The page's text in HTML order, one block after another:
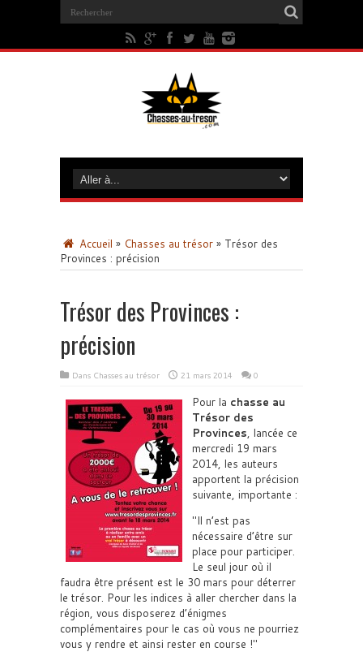
Accueil » Chasses au trésor » Trésor des
Provinces : précision
Trésor des Provinces :
précision
Dans Chasses au trésor 21 mars 2014 0
Pour la chasse au
Trésor des
Provinces, lancée ce
mercredi 19 mars
2014, les auteurs
apportent la précision
suivante, importante :
Il n’est pas
nécessaire d’être sur
place pour participer.
Le seul jour où il
faudra être présent est le 30 mars pour déterrer
le trésor. Pour les indices à aller chercher dans la
région, vous disposerez d’énigmes
complémentaires pour le cas où vous ne pourriez
vous y rendre et ainsi rester en course !